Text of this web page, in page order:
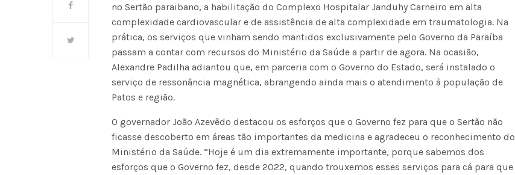
no Sertão paraibano, a habilitação do Complexo Hospitalar Janduhy Carneiro em alta
complexidade cardiovascular e de assistência de alta complexidade em traumatologia. Na
prática, os serviços que vinham sendo mantidos exclusivamente pelo Governo da Paraíba
passam a contar com recursos do Ministério da Saúde a partir de agora. Na ocasião,
Alexandre Padilha adiantou que, em parceria com o Governo do Estado, será instalado o
serviço de ressonância magnética, abrangendo ainda mais o atendimento à população de
Patos e região.
O governador João Azevêdo destacou os esforços que o Governo fez para que o Sertão não
ficasse descoberto em áreas tão importantes da medicina e agradeceu o reconhecimento do
Ministério da Saúde. “Hoje é um dia extremamente importante, porque sabemos dos
esforços que o Governo fez, desde 2022, quando trouxemos esses serviços para cá para que